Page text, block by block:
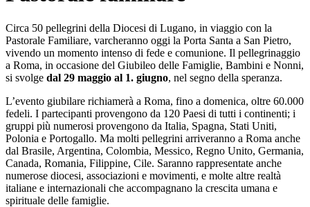
Circa 50 pellegrini della Diocesi di Lugano, in viaggio con la
Pastorale Familiare, varcheranno oggi la Porta Santa a San Pietro,
vivendo un momento intenso di fede e comunione. Il pellegrinaggio
a Roma, in occasione del Giubileo delle Famiglie, Bambini e Nonni,
si svolge dal 29 maggio al 1. giugno, nel segno della speranza.
L’evento giubilare richiamerà a Roma, fino a domenica, oltre 60.000
fedeli. I partecipanti provengono da 120 Paesi di tutti i continenti; i
gruppi più numerosi provengono da Italia, Spagna, Stati Uniti,
Polonia e Portogallo. Ma molti pellegrini arriveranno a Roma anche
dal Brasile, Argentina, Colombia, Messico, Regno Unito, Germania,
Canada, Romania, Filippine, Cile. Saranno rappresentate anche
numerose diocesi, associazioni e movimenti, e molte altre realtà
italiane e internazionali che accompagnano la crescita umana e
spirituale delle famiglie.